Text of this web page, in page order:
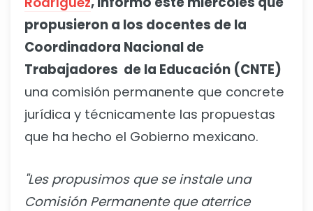
propusieron a los docentes de la
Coordinadora Nacional de
Trabajadores de la Educación (CNTE)
una comisión permanente que concrete
jurídica y técnicamente las propuestas
que ha hecho el Gobierno mexicano.
"Les propusimos que se instale una
Comisión Permanente que aterrice